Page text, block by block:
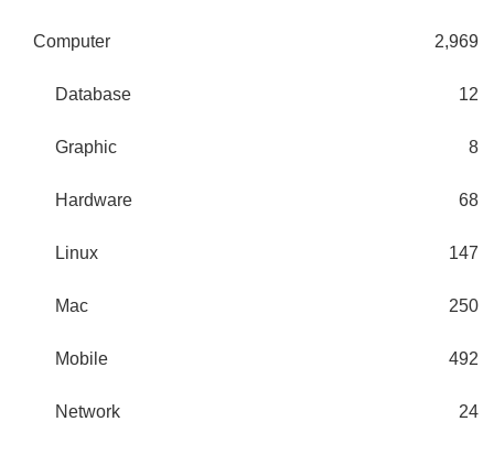
Computer 2,969
Database 12
Graphic 8
Hardware 68
Linux 147
Mac 250
Mobile 492
Network 24